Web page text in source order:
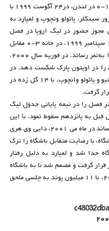
فرانسوی متز رساند. علیرغم شکست ۱-۰ در لندن، در۲۴ آگوست ۱۹۹۹ با
ترور سینکلر، پائولو ونچوپ و لمپارد به
مجوز حضور در لیگ اروپا در فصل
۱۹۹۹-۲۰۰۰ را گرفت. لمپارد در ۱۶ سپتامبر ۱۹۹۹، در خانه ۳-۰ مقابل
تیم کروات اوسییک، اولین گل خود را به‌ثمر رساند. در فوریه سال ۲۰۰۰،
سیتی را در اوپتون پارک شکست دهد. در
فصل ۱۹۹۹–۲۰۰۰، او بعد از دی کانیو و پائولو وانچوپ، با ۱۴ گل زده در
گرفت.
وستهم بیشتر فصل را در نیمه پایانی جدول لیگ
قبل به پانزدهم سقوط نمود. با این
وجود، لمپارد در۳۷ بازی ۹ گل به‌ثمر رساند در ماه می ۲۰۰۱، دایی وی هری
باشگاه، با رضایت متقابل باشگاه را ترک
جدا شد و لمپارد به دلیل رفتار
گرفت و مصمم شد تا به باشگاه
دیگری بپیوندد. وی در جون سال ۲۰۰۱، با ۱۱ میلیون پوند به چلسی ملحق